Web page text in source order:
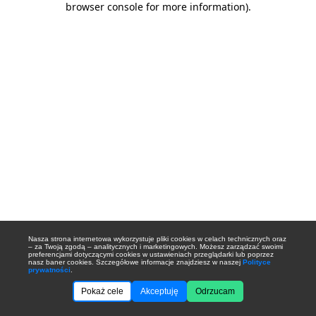
Nasza strona internetowa wykorzystuje pliki cookies w celach technicznych oraz
– za Twoją zgodą – analitycznych i marketingowych. Możesz zarządzać swoimi
preferencjami dotyczącymi cookies w ustawieniach przeglądarki lub poprzez
nasz baner cookies. Szczegółowe informacje znajdziesz w naszej Polityce
prywatności
Pokaż cele Akceptuję Odrzucam
browser console for more information).